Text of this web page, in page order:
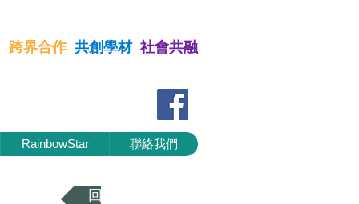
跨界合作 共創學材 社會共融
跨界合作 共創學材 社會共融
RainbowStar 聯絡我們
回到上一頁